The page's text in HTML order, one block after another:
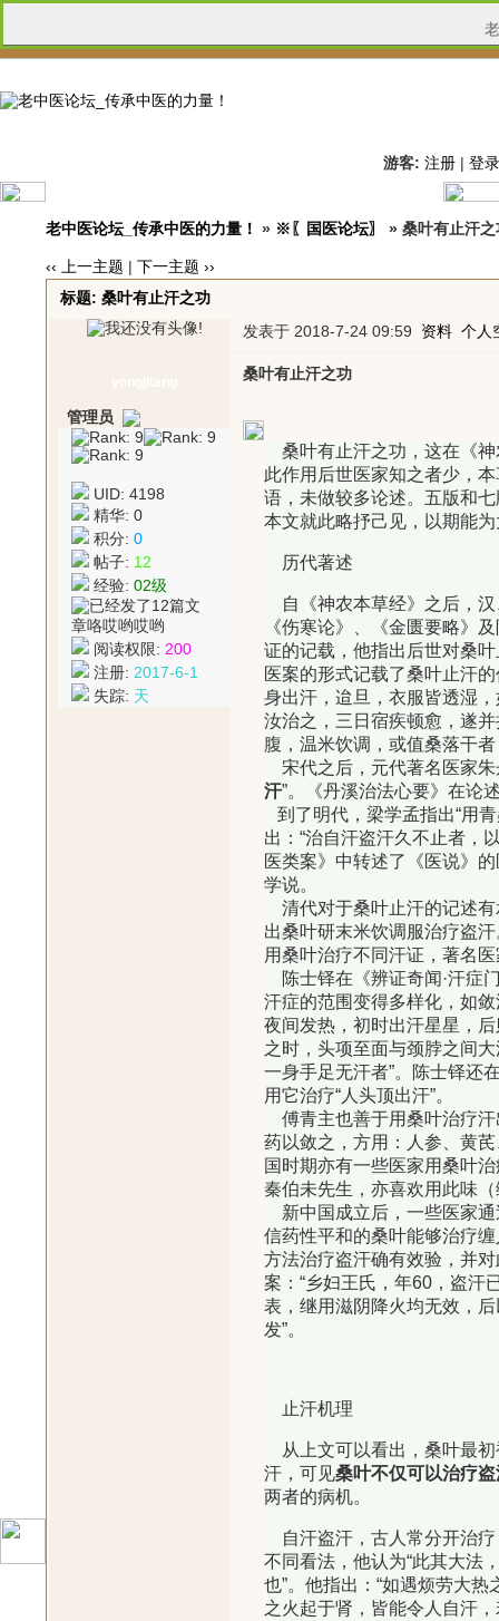
游客: 注册| 登录
老中医论坛_传承中医的力量！ » ※〖国医论坛〗 » 桑叶有止汗之
‹‹ 上一主题 | 下一主题 ››
标题: 桑叶有止汗之功
管理员
UID: 4198
精华: 0
积分: 0
帖子: 12
经验: 02级
阅读权限: 200
注册: 2017-6-1
失踪: 天
发表于 2018-7-24 09:59 资料 个人
桑叶有止汗之功
桑叶有止汗之功，这在《神
此作用后世医家知之者少，
语，未做较多论述。五版和
本文就此略抒己见，以期能
历代著述
自《神农本草经》之后，汉
《伤寒论》、《金匮要略》
证的记载，他指出后世对桑
医案的形式记载了桑叶止汗
身出汗，迨旦，衣服皆透湿
汝治之，三日宿疾顿愈，遂
腹，温米饮调，或值桑落干
宋代之后，元代著名医家朱
汗”。《丹溪治法心要》在论
到了明代，梁学孟指出“用
出：“治自汗盗汗久不止者，
医类案》中转述了《医说》
学说。
清代对于桑叶止汗的记述有
出桑叶研末米饮调服治疗盗
用桑叶治疗不同汗证，著名
陈士铎在《辨证奇闻·汗症
汗症的范围变得多样化，如
夜间发热，初时出汗星星，
之时，头项至面与颈脖之间
一身手足无汗者”。陈士铎还
用它治疗“人头顶出汗”。
傅青主也善于用桑叶治疗汗
药以敛之，方用：人参、黄
国时期亦有一些医家用桑叶
秦伯未先生，亦喜欢用此味
新中国成立后，一些医家通
信药性平和的桑叶能够治疗
方法治疗盗汗确有效验，并
案：“乡妇王氏，年60，盗汗
表，继用滋阴降火均无效，
发”。
止汗机理
从上文可以看出，桑叶最初
汗，可见桑叶不仅可以治疗
两者的病机。
自汗盗汗，古人常分开治疗
不同看法，他认为“此其大法
也”。他指出：“如遇烦劳大
之火起于肾，皆能令人自汗